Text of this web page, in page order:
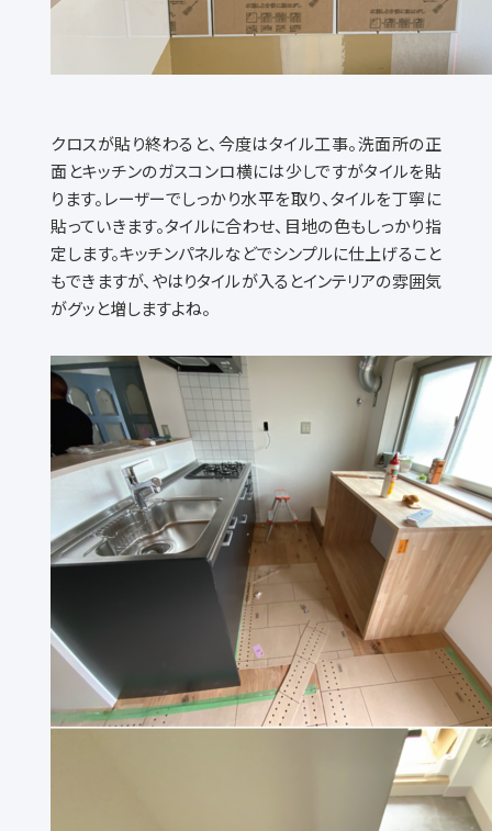
クロスが貼り終わると、今度はタイル工事。洗面所の正
面とキッチンのガスコンロ横には少しですがタイルを貼
ります。レーザーでしっかり水平を取り、タイルを丁寧に
貼っていきます。タイルに合わせ、目地の色もしっかり指
定します。キッチンパネルなどでシンプルに仕上げること
もできますが、やはりタイルが入るとインテリアの雰囲気
がグッと増しますよね。